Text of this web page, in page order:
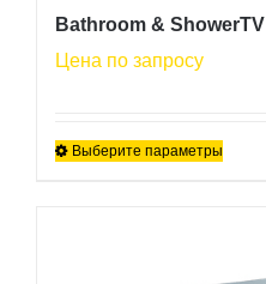
Bathroom & ShowerTV
Цена по запросу
Выберите параметры